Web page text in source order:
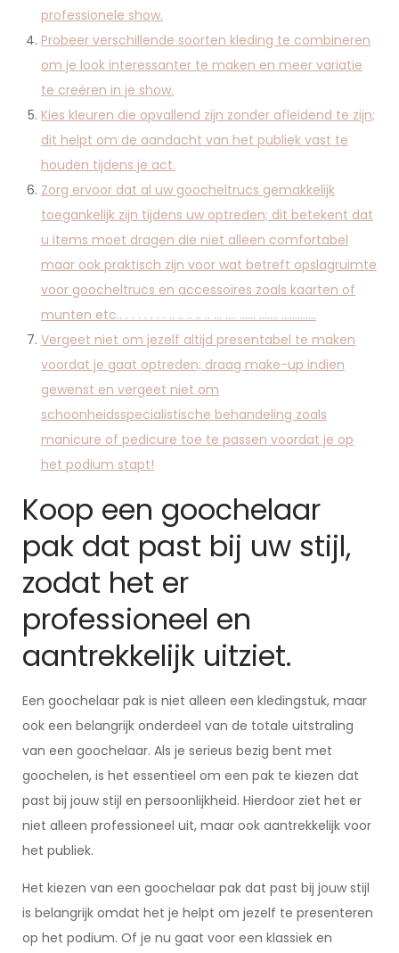
professionele show.
Probeer verschillende soorten kleding te combineren
om je look interessanter te maken en meer variatie
te creëren in je show.
Kies kleuren die opvallend zijn zonder afleidend te zijn;
dit helpt om de aandacht van het publiek vast te
houden tijdens je act.
Zorg ervoor dat al uw goocheltrucs gemakkelijk
toegankelijk zijn tijdens uw optreden; dit betekent dat
u items moet dragen die niet alleen comfortabel
maar ook praktisch zijn voor wat betreft opslagruimte
voor goocheltrucs en accessoires zoals kaarten of
munten etc.. . . . . . . . .. .. .. .. .. … …. …… ……. ………….
Vergeet niet om jezelf altijd presentabel te maken
voordat je gaat optreden; draag make-up indien
gewenst en vergeet niet om
schoonheidsspecialistische behandeling zoals
manicure of pedicure toe te passen voordat je op
het podium stapt!
Koop een goochelaar
pak dat past bij uw stijl,
zodat het er
professioneel en
aantrekkelijk uitziet.
Een goochelaar pak is niet alleen een kledingstuk, maar
ook een belangrijk onderdeel van de totale uitstraling
van een goochelaar. Als je serieus bezig bent met
goochelen, is het essentieel om een pak te kiezen dat
past bij jouw stijl en persoonlijkheid. Hierdoor ziet het er
niet alleen professioneel uit, maar ook aantrekkelijk voor
het publiek.
Het kiezen van een goochelaar pak dat past bij jouw stijl
is belangrijk omdat het je helpt om jezelf te presenteren
op het podium. Of je nu gaat voor een klassiek en